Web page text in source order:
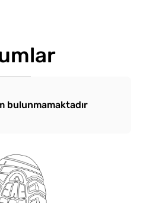
bulunmamaktadır